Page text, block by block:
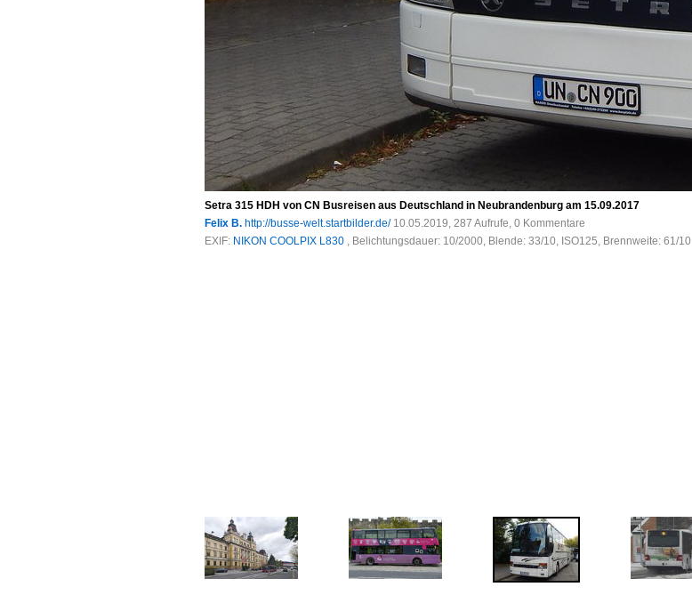
Setra 315 HDH von CN Busreisen aus Deutschland in Neubrandenburg am 15.09.2017
Felix B. http://busse-welt.startbilder.de/ 10.05.2019, 287 Aufrufe, 0 Kommentare
EXIF: NIKON COOLPIX L830 , Belichtungsdauer: 10/2000, Blende: 33/10, ISO125, Brennweite: 61/10